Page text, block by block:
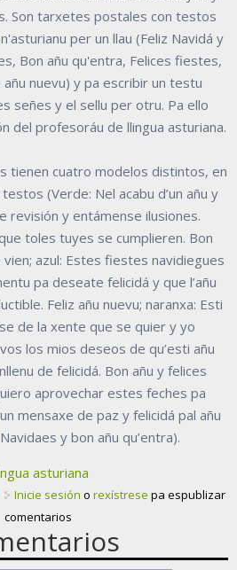
Son tarxetes postales con testos
per un llau (Feliz Navidá y
Bon añu qu'entra, Felices fiestes,
añu nuevu) y pa escribir un testu
señes y el sellu per otru. Pa ello
del profesoráu de llingua asturiana.
tienen cuatro modelos distintos, en
(Verde: Nel acabu d’un añu y
revisión y entámense ilusiones.
toles tuyes se cumplieren. Bon
vien; azul: Estes fiestes navidiegues
pa deseate felicidá y que l’añu
Feliz añu nuevu; naranxa: Esti
de la xente que se quier y yo
los mios deseos de qu’esti añu
de felicidá. Bon añu y felices
aprovechar estes feches pa
mensaxe de paz y felicidá pal añu
y bon añu qu’entra).
asturiana
Inicie sesión o rexístrese pa espublizar
comentarios